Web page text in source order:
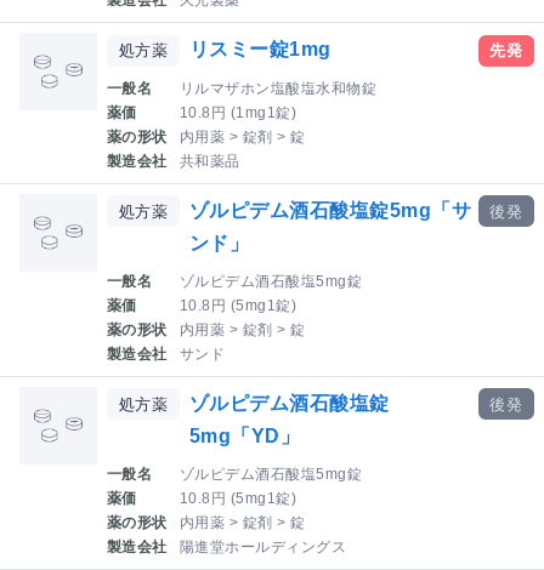
処方薬 リスミー錠1mg
一般名
リルマザホン塩酸塩水和物錠
薬価
10.8円 (1mg1錠)
薬の形状
内用薬 > 錠剤 > 錠
製造会社
共和薬品
先発
処方薬
ゾルピデム酒石酸塩錠5mg「サ
ンド」
一般名
ゾルピデム酒石酸塩5mg錠
薬価
10.8円 (5mg1錠)
薬の形状
内用薬 > 錠剤 > 錠
製造会社
サンド
後発
処方薬
ゾルピデム酒石酸塩錠
5mg「YD」
一般名
ゾルピデム酒石酸塩5mg錠
薬価
10.8円 (5mg1錠)
薬の形状
内用薬 > 錠剤 > 錠
製造会社
陽進堂ホールディングス
後発